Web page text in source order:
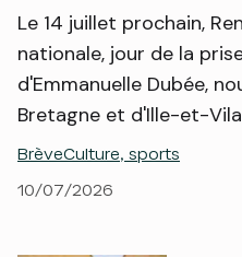
Le 14 juillet prochain,
nationale, jour de la
d'Emmanuelle Dubée,
Bretagne et d'Ille-et-
BrèveCulture, sports
10/07/2026